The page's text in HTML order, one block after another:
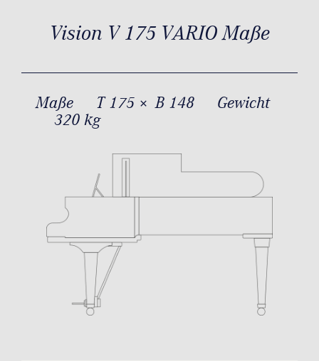
Vision V 175 VARIO Maße
Maße T 175 × B 148
Gewicht
320 kg